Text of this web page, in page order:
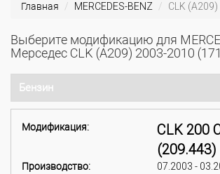
Главная MERCEDES-BENZ CLK (A209)
Выберите модификацию для
Мерседес CLK (A209) 2003-2010
Бензин
Модификация:
CLK 200
(209.443)
Производство:
07.2003 -